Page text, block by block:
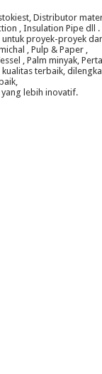
Distributor
, Insulation Pipe dll .
untuk proyek-proyek
, Pulp & Paper ,
, Palm minyak,
terbaik,
lebih inovatif.